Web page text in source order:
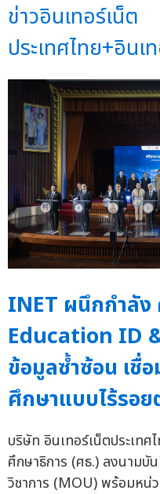
ข่าวอินเทอร์เน็ต
ประเทศไทย+อินเ
INET ผนึกกำลัง
Education ID
ข้อมูลซ้ำซ้อน เชื่
ศึกษาแบบไร้รอย
บริษัท อินเทอร์เน็ตประเทศ
ศึกษาธิการ (ศธ.) ลงนามบั
วิชาการ (MOU) พร้อมหน่